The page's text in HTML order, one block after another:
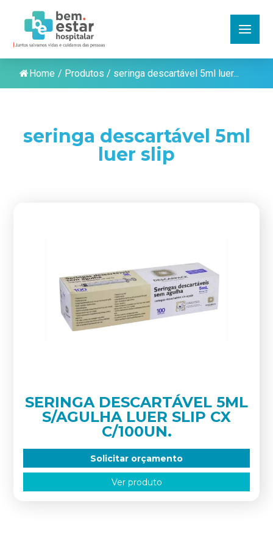
Home / Produtos / seringa descartável 5ml luer...
seringa descartável 5ml
luer slip
SERINGA DESCARTÁVEL 5ML
S/AGULHA LUER SLIP CX
C/100UN.
Solicitar orçamento
Ver produto